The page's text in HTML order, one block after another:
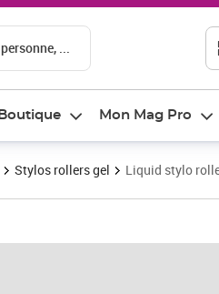
...
Boutique Mon Mag Pro
Stylos rollers gel Liquid stylo